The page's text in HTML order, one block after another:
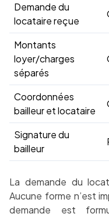
Demande du
locataire reçue
Montants
loyer/charges
séparés
Coordonnées
bailleur et locataire
Signature du
bailleur
La demande du
Aucune forme n’est
demande est